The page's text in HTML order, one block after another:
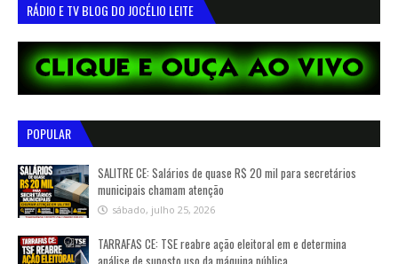
RÁDIO E TV BLOG DO JOCÉLIO LEITE
POPULAR
SALITRE CE: Salários de quase R$ 20 mil para secretários
municipais chamam atenção
sábado, julho 25, 2026
TARRAFAS CE: TSE reabre ação eleitoral em e determina
análise de suposto uso da máquina pública